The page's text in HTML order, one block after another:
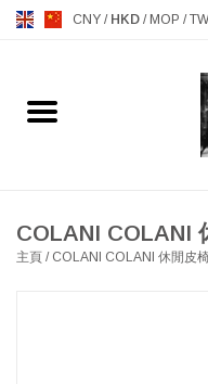
CNY / HKD / MOP /
主頁
MANKS ANTIQUES 古董
COLANI COLANI
主頁 / COLANI COLANI 休閒皮